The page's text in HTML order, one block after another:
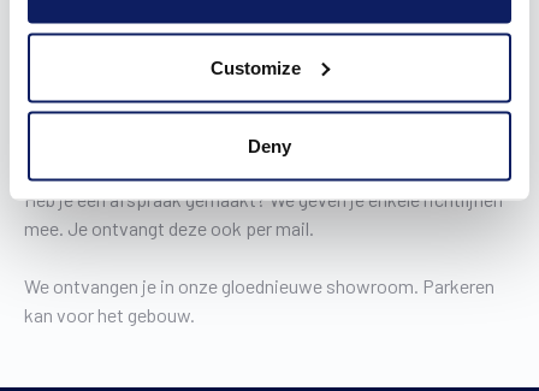
Customize
Deny
maken op014/36.99.70, vraag naar de showroom. Onze
collega’s helpen je graag verder.
Heb je een afspraak gemaakt? We geven je enkele richtlijnen
mee. Je ontvangt deze ook per mail.
We ontvangen je in onze gloednieuwe showroom. Parkeren
kan voor het gebouw.